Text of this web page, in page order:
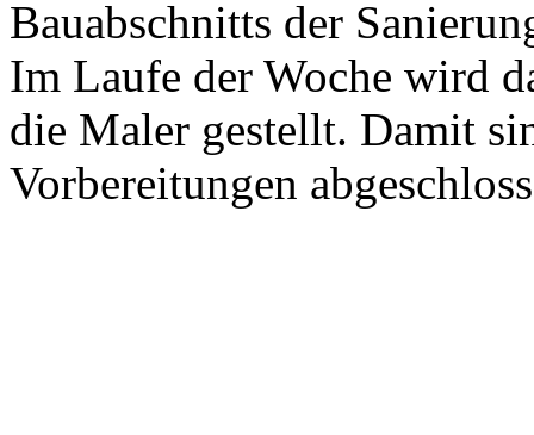
Bauabschnitts der
Im Laufe der Woche wird
die Maler gestellt. Damit
Vorbereitungen